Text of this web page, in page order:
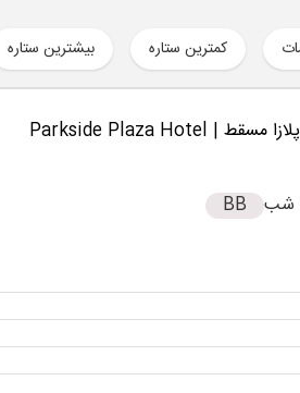
کمترین ستاره بیشترین ستاره
مسقط | Parkside Plaza Hotel
BB